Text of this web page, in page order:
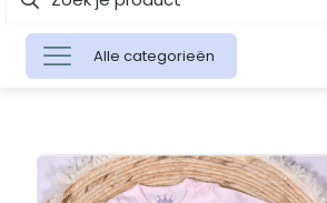
Alle categorieën